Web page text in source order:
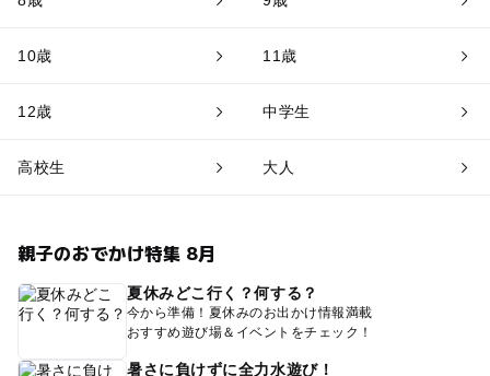
10歳 11歳
12歳 中学生
高校生 大人
親子のおでかけ特集 8月
夏休みどこ行く？何する？
今から準備！夏休みのお出かけ情報満載
おすすめ遊び場＆イベントをチェック！
暑さに負けずに全力水遊び！